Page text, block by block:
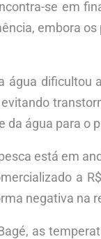
se em
embora
água dificultou
da água para o
está em
a
negativa na
as